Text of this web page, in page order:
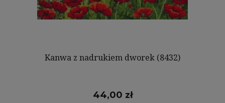
Kanwa z nadrukiem dworek (8432)
44,00 zł